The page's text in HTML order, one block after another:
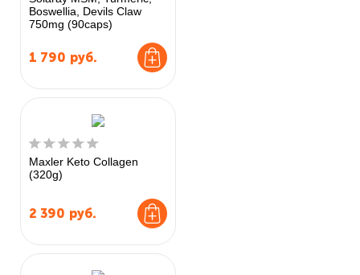
Boswellia, Devils Claw
750mg (90caps)
1 790 руб.
Maxler Keto Collagen
(320g)
2 390 руб.